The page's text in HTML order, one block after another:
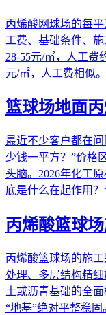
丙烯酸网球场的每
工费、基础条件、
28-55元/㎡，人工费
元/㎡，人工费相似
篮球场地面
最近不少客户都在
少钱一平方？”价格
头脑。2026年化工
底是什么在起作用
丙烯酸篮球
丙烯酸篮球场的施
处理、多层结构精
土或沥青基础的全
“地基”绝对平整稳固